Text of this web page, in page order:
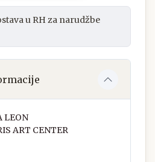
u RH za narudžbe
LEON
ART CENTER